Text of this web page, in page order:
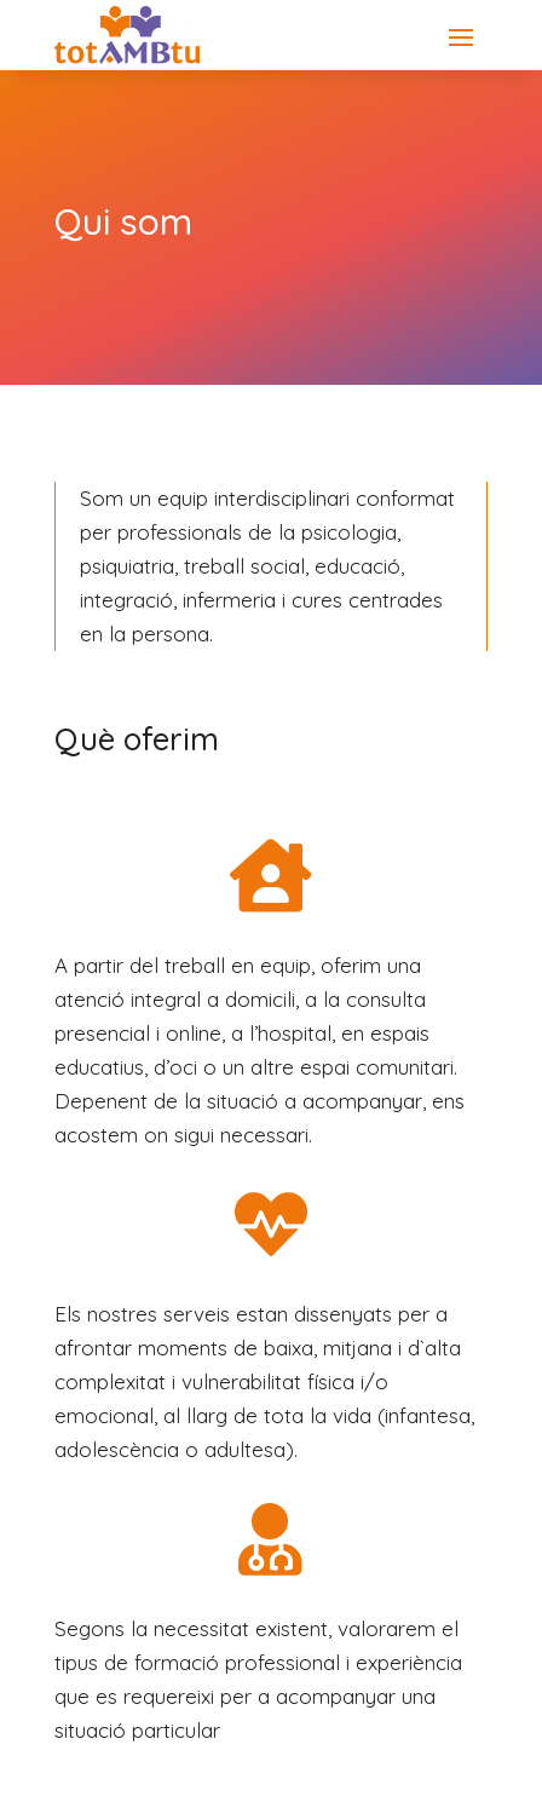
content
Qui som
Som un equip interdisciplinari conformat
per professionals de la psicologia,
psiquiatria, treball social, educació,
integració, infermeria i cures centrades
en la persona.
Què oferim

A partir del treball en equip, oferim una
atenció integral a domicili, a la consulta
presencial i online, a l’hospital, en espais
educatius, d’oci o un altre espai comunitari.
Depenent de la situació a acompanyar, ens
acostem on sigui necessari.

Els nostres serveis estan dissenyats per a
afrontar moments de baixa, mitjana i d`alta
complexitat i vulnerabilitat física i/o
emocional, al llarg de tota la vida (infantesa,
adolescència o adultesa).

Segons la necessitat existent, valorarem el
tipus de formació professional i experiència
que es requereixi per a acompanyar una
situació particular